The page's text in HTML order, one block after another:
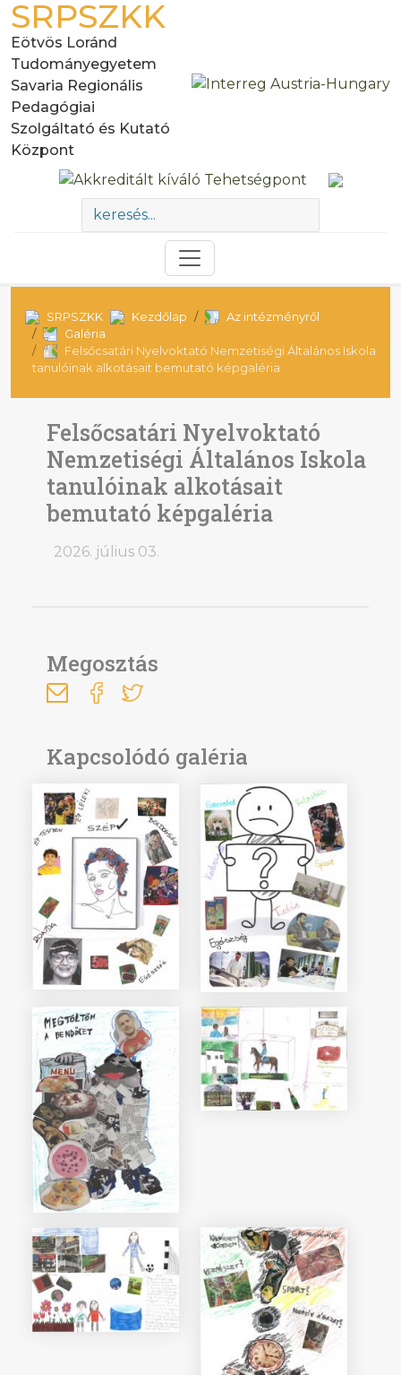
SRPSZKK
Eötvös Loránd
Tudományegyetem
Savaria Regionális
Pedagógiai
Szolgáltató és Kutató
Központ
SRPSZKK Kezdőlap
Az intézményről
Galéria
Felsőcsatári Nyelvoktató Nemzetiségi Általános Iskola
tanulóinak alkotásait bemutató képgaléria
Felsőcsatári Nyelvoktató
Nemzetiségi Általános Iskola
tanulóinak alkotásait
bemutató képgaléria
2026. július 03.
Megosztás
Kapcsolódó galéria